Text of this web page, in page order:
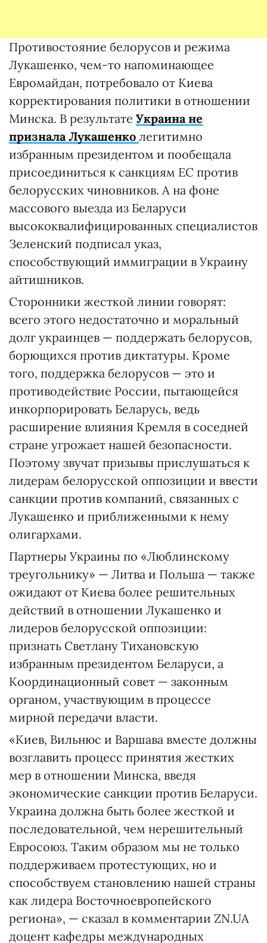
Противостояние белорусов и режима
Лукашенко, чем-то напоминающее
Евромайдан, потребовало от Киева
корректирования политики в отношении
Минска. В результате Украина не
признала Лукашенко легитимно
избранным президентом и пообещала
присоединиться к санкциям ЕС против
белорусских чиновников. А на фоне
массового выезда из Беларуси
высококвалифицированных специалистов
Зеленский подписал указ,
способствующий иммиграции в Украину
айтишников.
Сторонники жесткой линии говорят:
всего этого недостаточно и моральный
долг украинцев — поддержать белорусов,
борющихся против диктатуры. Кроме
того, поддержка белорусов — это и
противодействие России, пытающейся
инкорпорировать Беларусь, ведь
расширение влияния Кремля в соседней
стране угрожает нашей безопасности.
Поэтому звучат призывы прислушаться к
лидерам белорусской оппозиции и ввести
санкции против компаний, связанных с
Лукашенко и приближенными к нему
олигархами.
Партнеры Украины по «Люблинскому
треугольнику» — Литва и Польша — также
ожидают от Киева более решительных
действий в отношении Лукашенко и
лидеров белорусской оппозиции:
признать Светлану Тихановскую
избранным президентом Беларуси, а
Координационный совет — законным
органом, участвующим в процессе
мирной передачи власти.
«Киев, Вильнюс и Варшава вместе должны
возглавить процесс принятия жестких
мер в отношении Минска, введя
экономические санкции против Беларуси.
Украина должна быть более жесткой и
последовательной, чем нерешительный
Евросоюз. Таким образом мы не только
поддерживаем протестующих, но и
способствуем становлению нашей страны
как лидера Восточноевропейского
региона», — сказал в комментарии ZN.UA
доцент кафедры международных